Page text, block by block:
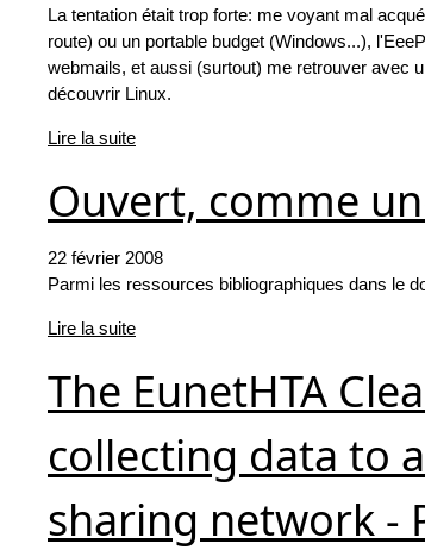
La tentation était trop forte: me voyant mal
route) ou un portable budget (Windows...),
webmails, et aussi (surtout) me retrouver avec
découvrir Linux.
Lire la suite
Ouvert, comme
22 février 2008
Parmi les ressources bibliographiques dans le
Lire la suite
The EunetHTA
collecting data to
sharing network -